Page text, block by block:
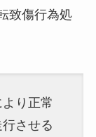
致傷行為処
り正常
させる